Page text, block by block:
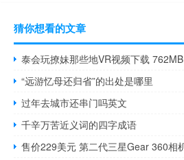
猜你想看的文章
泰会玩撩妹那些地VR视频下载
“远游忆母还归省”的出处是哪里
过年去城市还串门吗英文
千辛万苦近义词的四字成语
售价229美元 第二代三星Gear 360相